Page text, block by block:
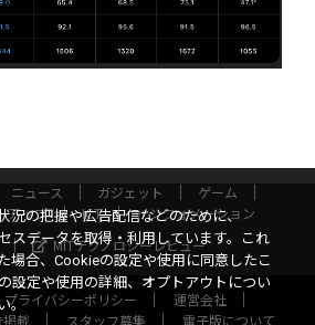
ニュース ガジェット
ゲーム
アップ ICT
インフォメーション
MITテクノロジーレビュー
プライバシーポリシー
運営会社
掲載 スタッフ募集 電子版について
況の把握や広告配信などのために、
スデータを取得・利用しています。これ
場合、Cookieの設定や使用に同意したこ
設定や使用の詳細、オプトアウトについ
。